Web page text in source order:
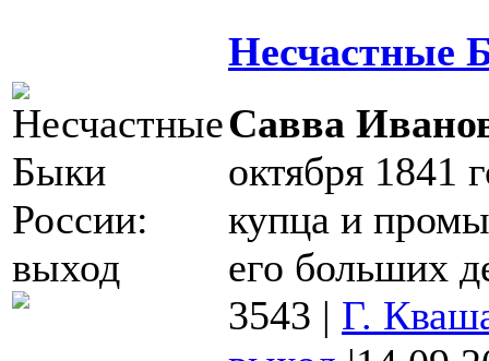
Несчастные
Савва
октября 1841
купца и
его больших
3543 | Г.